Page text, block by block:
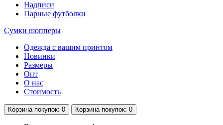
Надписи
Парные футболки
Сумки шопперы
Одежда с вашим принтом
Новинки
Размеры
Опт
О нас
Стоимость
Корзинапокупок: 0 Корзинапокупок: 0